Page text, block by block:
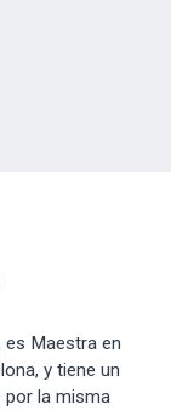
es Maestra en
y tiene un
por la misma